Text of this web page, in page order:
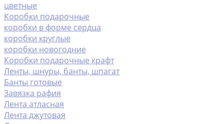
цветные
Коробки подарочные
коробки в форме сердца
коробки круглые
коробки новогодние
Коробки подарочные крафт
Ленты, шнуры, банты, шпагат
Банты готовые
Завязка рафия
Лента атласная
Лента джутовая